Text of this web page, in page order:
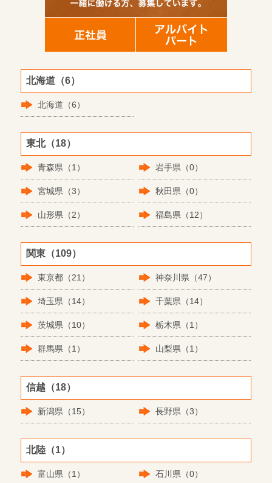
北海道（6）
北海道（6）
東北（18）
青森県（1） 岩手県（0）
宮城県（3） 秋田県（0）
山形県（2） 福島県（12）
関東（109）
東京都（21） 神奈川県（47）
埼玉県（14） 千葉県（14）
茨城県（10） 栃木県（1）
群馬県（1） 山梨県（1）
信越（18）
新潟県（15） 長野県（3）
北陸（1）
富山県（1） 石川県（0）